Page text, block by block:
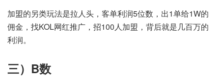
加盟的另类玩法是拉人头，客单利润5位数，出1单给1W的
佣金，找KOL网红推广，招100人加盟，背后就是几百万的
利润。
三）B数